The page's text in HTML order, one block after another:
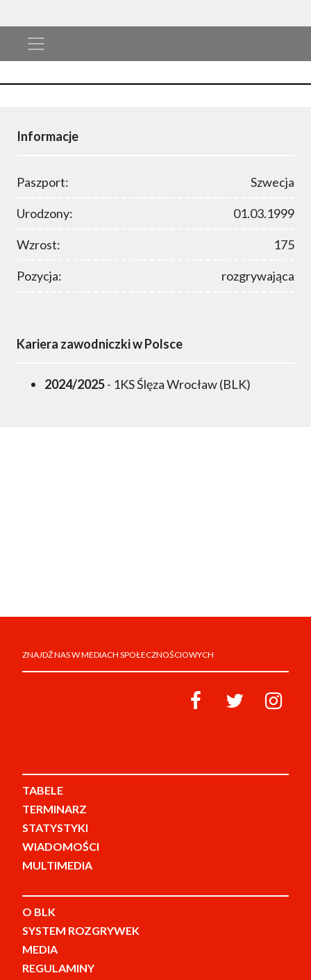
Informacje
Paszport: Szwecja
Urodzony: 01.03.1999
Wzrost: 175
Pozycja: rozgrywająca
Kariera zawodniczki w Polsce
2024/2025- 1KS Ślęza Wrocław (BLK)
ZNAJDŹ NAS W MEDIACH SPOŁECZNOŚCIOWYCH
TABELE
TERMINARZ
STATYSTYKI
WIADOMOŚCI
MULTIMEDIA
O BLK
SYSTEM ROZGRYWEK
MEDIA
REGULAMINY